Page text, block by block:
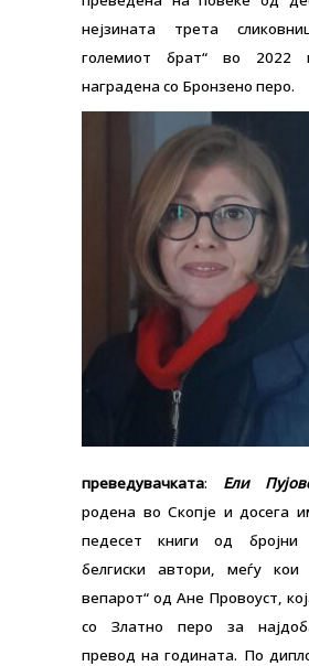
нејзината трета
големиот брат“ во 2022
наградена со Бронзено перо.
преведувачката: Ели
родена во Скопје и досега
педесет книги од бројни
белгиски автори, меѓу
вепарот“ од Ане Провоуст,
со Златно перо за
превод на годината. По